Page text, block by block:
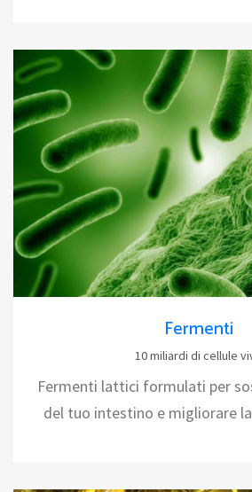
Fermenti
10 miliardi di cellule
Fermenti lattici formulati per
del tuo intestino e migliorare